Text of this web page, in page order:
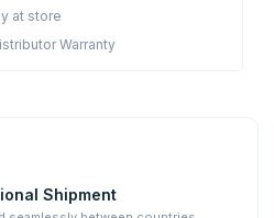
at store
Warranty
Shipment